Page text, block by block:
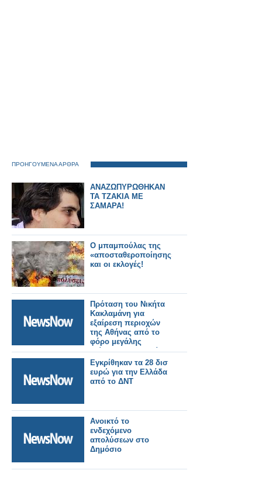
ΠΡΟΗΓΟΥΜΕΝΑ ΑΡΘΡΑ
ΑΝΑΖΩΠΥΡΩΘΗΚΑΝ
ΤΑ ΤΖΑΚΙΑ ΜΕ
ΣΑΜΑΡΑ!
Ο μπαμπούλας της
«αποσταθεροποίησης»
και οι εκλογές!
Πρόταση του Νικήτα
Κακλαμάνη για
εξαίρεση περιοχών
της Αθήνας από το
φόρο μεγάλης
Εγκρίθηκαν τα 28 δισ
ευρώ για την Ελλάδα
από το ΔΝΤ
Ανοικτό το
ενδεχόμενο
απολύσεων στο
Δημόσιο